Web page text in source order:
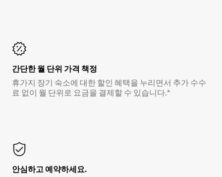
간단한 월 단위 가격 책정
휴가지 장기 숙소에 대한 할인 혜택을 누리면서 추가 수수
료 없이 월 단위로 요금을 결제할 수 있습니다.*
안심하고 예약하세요.